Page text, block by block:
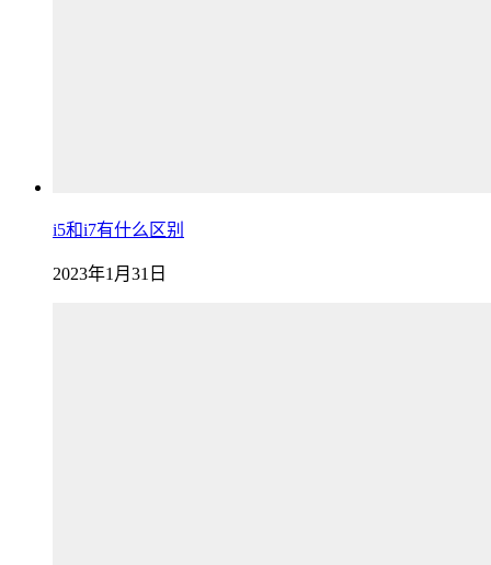
i5和i7有什么区别
2023年1月31日